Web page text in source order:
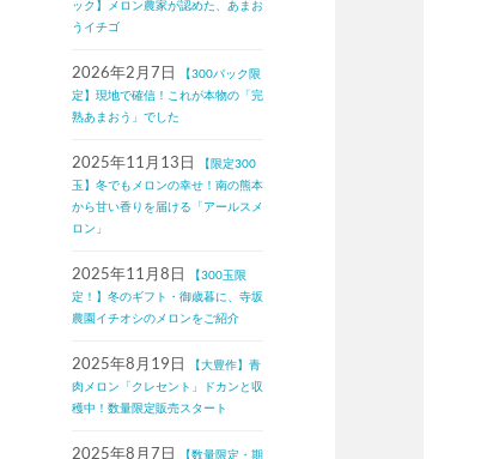
ック】メロン農家が認めた、あまお
うイチゴ
2026年2月7日
【300パック限
定】現地で確信！これが本物の「完
熟あまおう」でした
2025年11月13日
【限定300
玉】冬でもメロンの幸せ！南の熊本
から甘い香りを届ける「アールスメ
ロン」
2025年11月8日
【300玉限
定！】冬のギフト・御歳暮に、寺坂
農園イチオシのメロンをご紹介
2025年8月19日
【大豊作】青
肉メロン「クレセント」ドカンと収
穫中！数量限定販売スタート
2025年8月7日 【数量限定・期